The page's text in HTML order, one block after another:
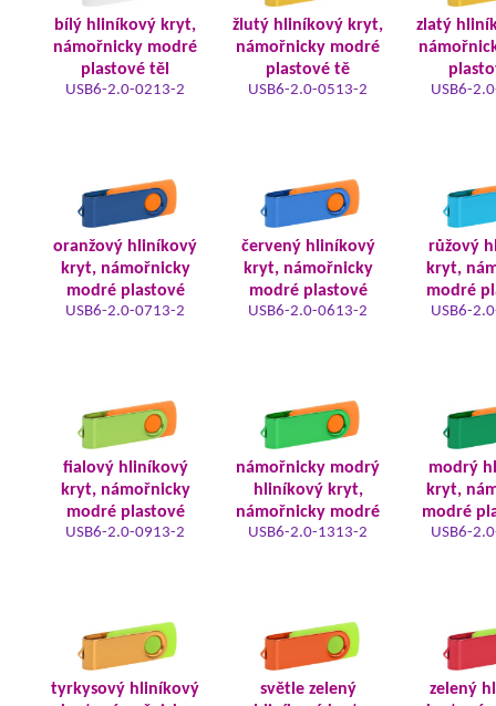
bílý hliníkový kryt,
námořnicky modré
plastové těl
USB6-2.0-0213-2
žlutý hliníkový kryt,
námořnicky modré
plastové tě
USB6-2.0-0513-2
zlatý
USB6-
oranžový hliníkový
kryt, námořnicky
modré plastové
USB6-2.0-0713-2
červený hliníkový
kryt, námořnicky
modré plastové
USB6-2.0-0613-2
růžový
kryt,
modré
USB6-
fialový hliníkový
kryt, námořnicky
modré plastové
USB6-2.0-0913-2
námořnicky modrý
hliníkový kryt,
námořnicky modré
USB6-2.0-1313-2
modrý
kryt,
modré
USB6-
tyrkysový hliníkový
světle zelený
zelený